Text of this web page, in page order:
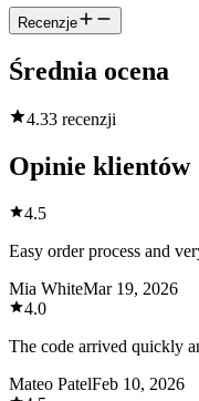
Recenzje
Średnia ocena
4.33 recenzji
Opinie klientów
4.5
Easy order process and
Mia WhiteMar 19, 2026
4.0
The code arrived quickly
Mateo PatelFeb 10, 2026